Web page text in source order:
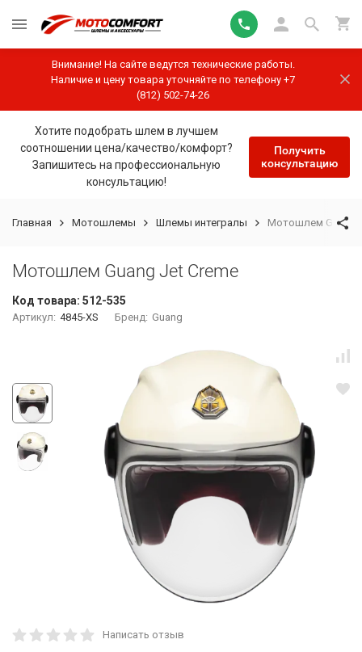
Внимание! На сайте ведутся технические работы.
Наличие и цену товара уточняйте по телефону +7
(812) 502-74-26
Хотите подобрать шлем в лучшем
соотношении цена/качество/комфорт?
Запишитесь на профессиональную
консультацию!
Получить
консультацию
Главная Мотошлемы Шлемы интегралы Мотошлем Guang
Мотошлем Guang Jet Creme
Код товара: 512-535
Артикул: 4845-XS Бренд: Guang
Написать отзыв